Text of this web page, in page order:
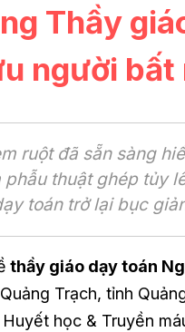
Thầy
người
ruột đã sẵn sàng
phẫu thuật ghép tủy
toán trở lại bục
thầy giáo dạy toán
Trạch, tỉnh
học & Truyền